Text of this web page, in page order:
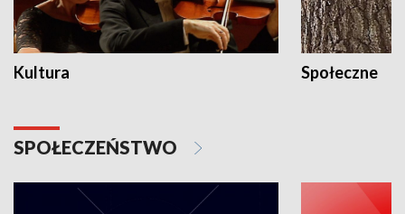
Kultura Społeczne
SPOŁECZEŃSTWO